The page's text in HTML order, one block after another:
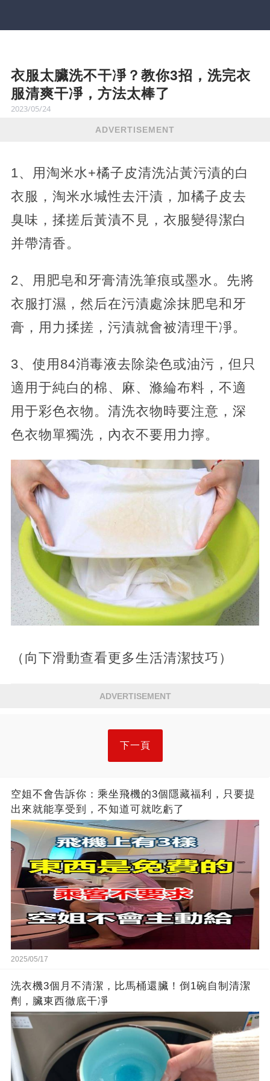
衣服太臟洗不干凈？教你3招，洗完衣
服清爽干凈，方法太棒了
2023/05/24
ADVERTISEMENT
1、用淘米水+橘子皮清洗沾黃污漬的白
衣服，淘米水堿性去汗漬，加橘子皮去
臭味，揉搓后黃漬不見，衣服變得潔白
并帶清香。
2、用肥皂和牙膏清洗筆痕或墨水。先將
衣服打濕，然后在污漬處涂抹肥皂和牙
膏，用力揉搓，污漬就會被清理干凈。
3、使用84消毒液去除染色或油污，但只
適用于純白的棉、麻、滌綸布料，不適
用于彩色衣物。清洗衣物時要注意，深
色衣物單獨洗，內衣不要用力擰。
（向下滑動查看更多生活清潔技巧）
ADVERTISEMENT
下一頁
空姐不會告訴你：乘坐飛機的3個隱藏福利，只要提
出來就能享受到，不知道可就吃虧了
2025/05/17
洗衣機3個月不清潔，比馬桶還臟！倒1碗自制清潔
劑，臟東西徹底干凈